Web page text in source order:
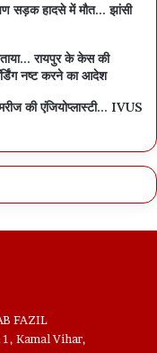
सड़क हादसे में मौत… झांसी
रायपुर के केस की
नष्ट करने का आदेश
की एंजियोप्लास्टी… IVUS
FAZIL
1, Kamal Vihar,